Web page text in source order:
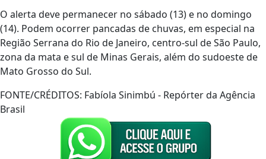
O alerta deve permanecer no sábado (13) e no domingo
(14). Podem ocorrer pancadas de chuvas, em especial na
Região Serrana do Rio de Janeiro, centro-sul de São Paulo,
zona da mata e sul de Minas Gerais, além do sudoeste de
Mato Grosso do Sul.
FONTE/CRÉDITOS: Fabíola Sinimbú - Repórter da Agência
Brasil